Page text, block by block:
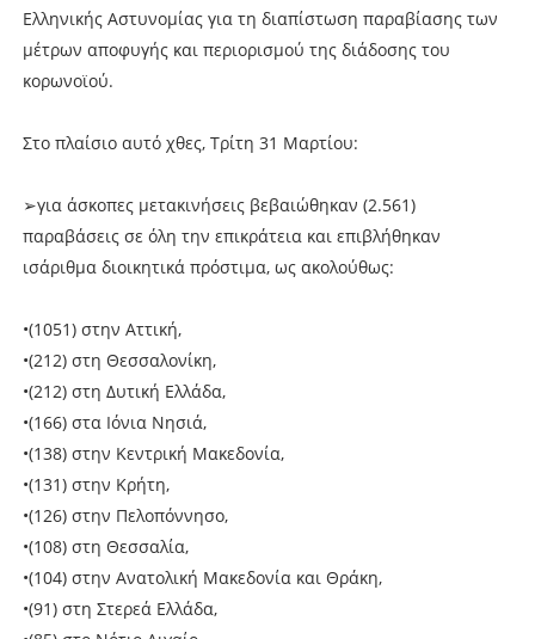
Ελληνικής Αστυνομίας για τη διαπίστωση παραβίασης των
μέτρων αποφυγής και περιορισμού της διάδοσης του
κορωνοϊού.
Στο πλαίσιο αυτό χθες, Τρίτη 31 Μαρτίου:
➢για άσκοπες μετακινήσεις βεβαιώθηκαν (2.561)
παραβάσεις σε όλη την επικράτεια και επιβλήθηκαν
ισάριθμα διοικητικά πρόστιμα, ως ακολούθως:
•(1051) στην Αττική,
•(212) στη Θεσσαλονίκη,
•(212) στη Δυτική Ελλάδα,
•(166) στα Ιόνια Νησιά,
•(138) στην Κεντρική Μακεδονία,
•(131) στην Κρήτη,
•(126) στην Πελοπόννησο,
•(108) στη Θεσσαλία,
•(104) στην Ανατολική Μακεδονία και Θράκη,
•(91) στη Στερεά Ελλάδα,